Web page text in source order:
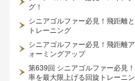
グ！
シニアゴルファー必見！飛距離
トレーニング
シニアゴルファー必見！飛距離
ォーミングアップ
第639回 シニアゴルファー必見
率を最大限上げる回旋トレーニン